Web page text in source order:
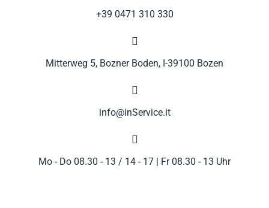
+39 0471 310 330

Mitterweg 5, Bozner Boden, I-39100 Bozen

info@inService.it

Mo - Do 08.30 - 13 / 14 - 17 | Fr 08.30 - 13 Uhr